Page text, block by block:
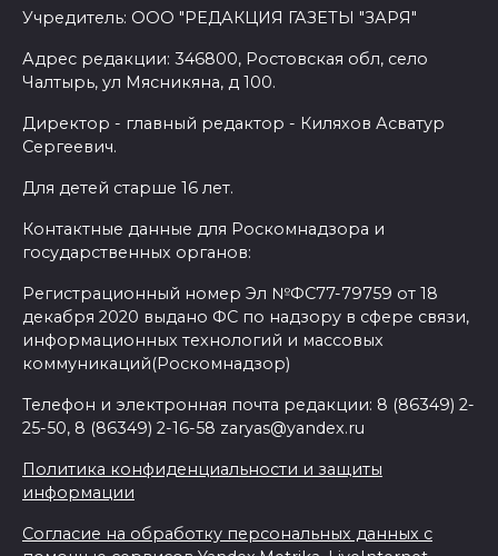
Учредитель: ООО "РЕДАКЦИЯ ГАЗЕТЫ "ЗАРЯ"
Адрес редакции: 346800, Ростовская обл, село
Чалтырь, ул Мясникяна, д 100.
Директор - главный редактор - Киляхов Асватур
Сергеевич.
Для детей старше 16 лет.
Контактные данные для Роскомнадзора и
государственных органов:
Регистрационный номер Эл №ФС77-79759 от 18
декабря 2020 выдано ФС по надзору в сфере связи,
информационных технологий и массовых
коммуникаций(Роскомнадзор)
Телефон и электронная почта редакции: 8 (86349) 2-
25-50, 8 (86349) 2-16-58 zaryas@yandex.ru
Политика конфиденциальности и защиты
информации
Согласие на обработку персональных данных с